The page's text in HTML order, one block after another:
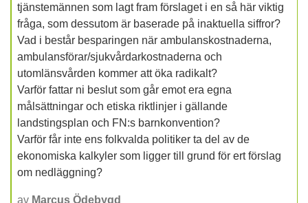
tjänstemännen som lagt fram förslaget i en så här viktig
fråga, som dessutom är baserade på inaktuella siffror?
Vad i består besparingen när ambulanskostnaderna,
ambulansförar/sjukvårdarkostnaderna och
utomlänsvården kommer att öka radikalt?
Varför fattar ni beslut som går emot era egna
målsättningar och etiska riktlinjer i gällande
landstingsplan och FN:s barnkonvention?
Varför får inte ens folkvalda politiker ta del av de
ekonomiska kalkyler som ligger till grund för ert förslag
om nedläggning?
av Marcus Ödebygd